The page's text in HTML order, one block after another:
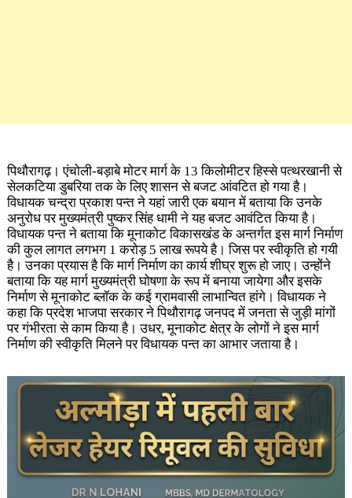
पिथौरागढ़। एंचोली-बड़ाबे मोटर मार्ग के 13 किलोमीटर हिस्से पत्थरखानी से
सेलकटिया डुबरिया तक के लिए शासन से बजट आंवटित हो गया है।
विधायक चन्द्रा प्रकाश पन्त ने यहां जारी एक बयान में बताया कि उनके
अनुरोध पर मुख्यमंत्री पुष्कर सिंह धामी ने यह बजट आवंटित किया है।
विधायक पन्त ने बताया कि मूनाकोट विकासखंड के अन्तर्गत इस मार्ग निर्माण
की कुल लागत लगभग 1 करोड़ 5 लाख रूपये है। जिस पर स्वीकृति हो गयी
है। उनका प्रयास है कि मार्ग निर्माण का कार्य शीघ्र शुरू हो जाए। उन्होंने
बताया कि यह मार्ग मुख्यमंत्री घोषणा के रूप में बनाया जायेगा और इसके
निर्माण से मूनाकोट ब्लॉक के कई ग्रामवासी लाभान्वित हांगे। विधायक ने
कहा कि प्रदेश भाजपा सरकार ने पिथौरागढ़ जनपद में जनता से जुड़ी मांगों
पर गंभीरता से काम किया है। उधर, मूनाकोट क्षेत्र के लोगों ने इस मार्ग
निर्माण की स्वीकृति मिलने पर विधायक पन्त का आभार जताया है।